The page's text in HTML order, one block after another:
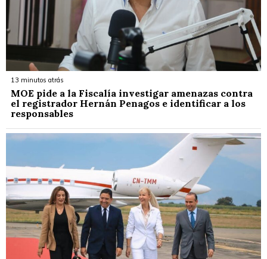
13 minutos atrás
MOE pide a la Fiscalía investigar amenazas contra
el registrador Hernán Penagos e identificar a los
responsables